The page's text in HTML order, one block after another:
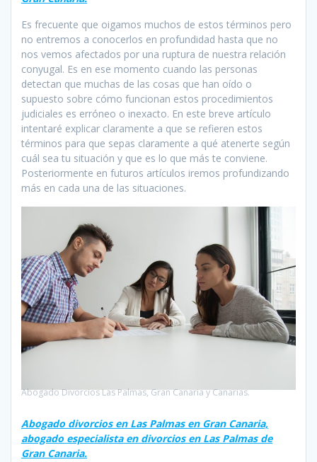
Es frecuente que oigamos muchos de estos términos pero
no entremos a conocerlos en profundidad hasta que no
nos vemos afectados por una ruptura de nuestra relación
conyugal. Es en ese momento cuando las personas
detectan que muchas de las cosas que han oído o
supuesto sobre cómo funcionan estos procedimientos
judiciales es erróneo o inexacto. En este breve artículo
intentaré explicar claramente a que se refieren estos
términos para que sepas claramente a qué atenerte según
cuál sea tu situación y que es lo que más te conviene.
Posteriormente en futuros artículos iremos profundizando
más en cada una de las situaciones.
Abogado Divorcios Las Palmas, Gran Canaria y Canarias.
Abogado divorcios en Las Palmas en Gran Canaria,
abogado especialista en divorcios en Las Palmas de
Gran Canaria.